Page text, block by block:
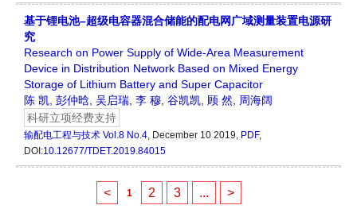
基于锂电池–超级电容器混合储能的配电网广域测量装置电源研
究
Research on Power Supply of Wide-Area Measurement
Device in Distribution Network Based on Mixed Energy
Storage of Lithium Battery and Super Capacitor
陈 凯 彭仲晗 吴启瑞 李 穆 谷凯凯 顾 然
周海阔
科研立项经费支持
输配电工程与技术 Vol.8 No.4, December 10 2019, PDF,
DOI:10.12677/TDET.2019.84015
< 1 2 3 ... >